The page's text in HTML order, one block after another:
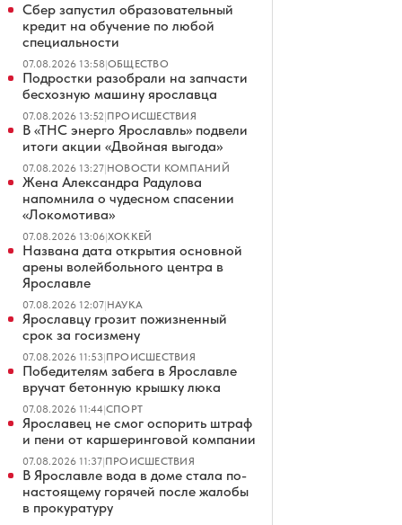
Сбер запустил образовательный
кредит на обучение по любой
специальности
07.08.2026 13:58|ОБЩЕСТВО
Подростки разобрали на запчасти
бесхозную машину ярославца
07.08.2026 13:52|ПРОИСШЕСТВИЯ
В «ТНС энерго Ярославль» подвели
итоги акции «Двойная выгода»
07.08.2026 13:27|НОВОСТИ КОМПАНИЙ
Жена Александра Радулова
напомнила о чудесном спасении
«Локомотива»
07.08.2026 13:06|ХОККЕЙ
Названа дата открытия основной
арены волейбольного центра в
Ярославле
07.08.2026 12:07|НАУКА
Ярославцу грозит пожизненный
срок за госизмену
07.08.2026 11:53|ПРОИСШЕСТВИЯ
Победителям забега в Ярославле
вручат бетонную крышку люка
07.08.2026 11:44|СПОРТ
Ярославец не смог оспорить штраф
и пени от каршеринговой компании
07.08.2026 11:37|ПРОИСШЕСТВИЯ
В Ярославле вода в доме стала по-
настоящему горячей после жалобы
в прокуратуру